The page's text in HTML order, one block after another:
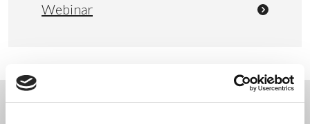
Webinar